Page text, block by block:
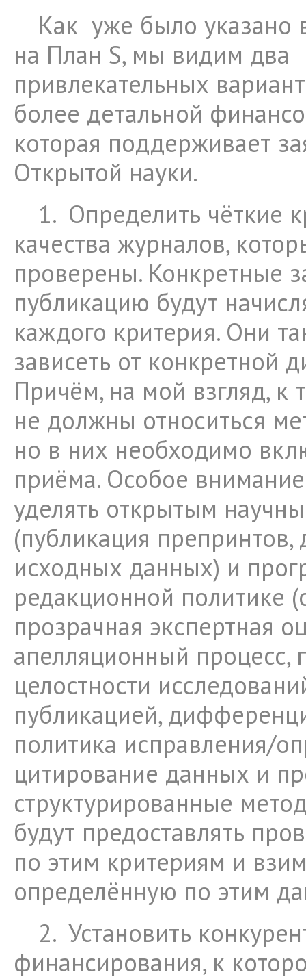
Как уже было указано
на План S, мы видим два
привлекательных
более детальной
которая поддерживает
Открытой науки.
1. Определить чёткие
качества журналов,
проверены. Конкретные
публикацию будут
каждого критерия. Они
зависеть от конкретной
Причём, на мой взгляд, к
не должны относиться
но в них необходимо
приёма. Особое
уделять открытым
(публикация
исходных данных) и
редакционной политике
прозрачная экспертная
апелляционный процесс,
целостности
публикацией,
политика исправления/
цитирование данных и
структурированные
будут предоставлять
по этим критериям и
определённую по этим
2. Установить
финансирования, к